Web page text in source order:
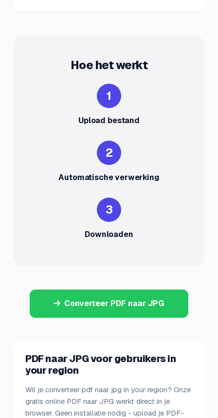
Hoe het werkt
1
Upload bestand
2
Automatische verwerking
3
Downloaden
Converteer PDF naar JPG
PDF naar JPG voor gebruikers in
your region
Wil je converteer pdf naar jpg in your region? Onze
gratis online PDF naar JPG werkt direct in je
browser. Geen installatie nodig - upload je PDF-